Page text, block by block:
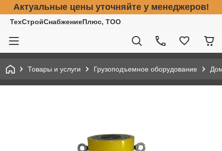
Актуальные цены уточняйте у менеджеров!
ТехСтройСнабжениеПлюс, ТОО
Товары и услуги Грузоподъемное оборудование